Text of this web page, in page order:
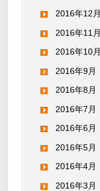
2016年12月
2016年11月
2016年10月
2016年9月
2016年8月
2016年7月
2016年6月
2016年5月
2016年4月
2016年3月